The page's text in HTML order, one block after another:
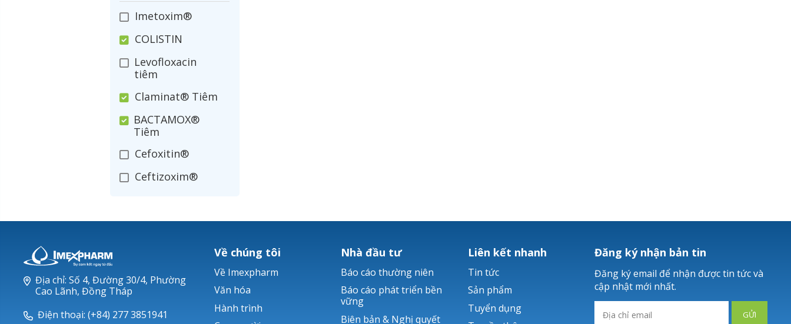
Imetoxim®
COLISTIN
Levofloxacin
tiêm
Claminat® Tiêm
BACTAMOX®
Tiêm
Cefoxitin®
Ceftizoxim®
Nerusyn®
Ticarlinat®
Zobacta®
Địa chỉ: Số 4, Đường 30/4, Phường
Cao Lãnh, Đồng Tháp
Điện thoại: (+84) 277 3851941
Về chúng tôi
Về Imexpharm
Văn hóa
Hành trình
Nhà đầu tư
Báo cáo thường niên
Báo cáo phát triển bền
vững
Biên bản & Nghị quyết
Liên kết nhanh
Tin tức
Sản phẩm
Tuyển dụng
Đăng ký nhận bản tin
Đăng ký email để nhận được tin tức và
cập nhật mới nhất.
GỬI